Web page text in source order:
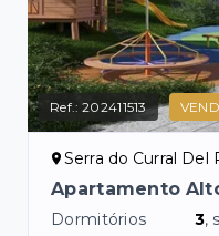
Ref.:202411513
Serra do Curral Del
Apartamento
Dormitórios 3,